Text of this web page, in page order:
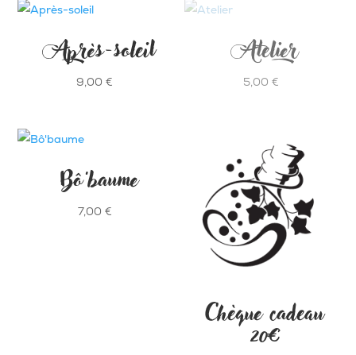
Après-soleil
9,00€
Atelier
5,00€
Bô’baume
7,00 €
Chèque cadeau
20€